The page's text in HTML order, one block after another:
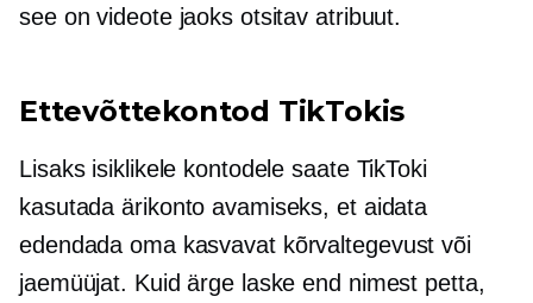
see on videote jaoks otsitav atribuut.
Ettevõttekontod TikTokis
Lisaks isiklikele kontodele saate TikToki
kasutada ärikonto avamiseks, et aidata
edendada oma kasvavat kõrvaltegevust või
jaemüüjat. Kuid ärge laske end nimest petta,